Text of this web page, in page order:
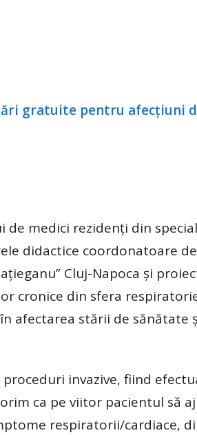
medici rezidenţi din
didactice coordonatoare
Cluj-Napoca şi
cronice din sfera
afectarea stării de
invazive, fiind
ca pe viitor pacientul să
respiratorii/cardiace,